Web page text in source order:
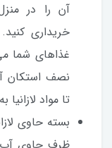
آن را در
خریداری
غذاهای شما
نصف استکان
تا مواد
بسته حاوی